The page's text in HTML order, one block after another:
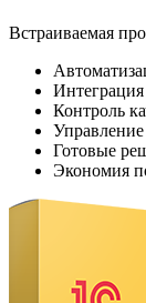
Встраиваемая
Контроль
Готовые
Экономия